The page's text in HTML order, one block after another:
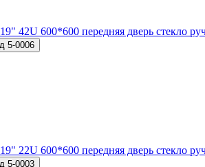
42U 600*600 передняя дверь стекло
5-0006
22U 600*600 передняя дверь стекло
5-0003